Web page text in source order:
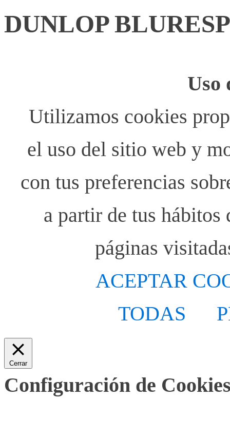
DUNLOP
Uso
Utilizamos cookies
el uso del sitio web y
con tus preferencias
a partir de tus
páginas
ACEPTAR
TODAS
Cerrar
Configuración de